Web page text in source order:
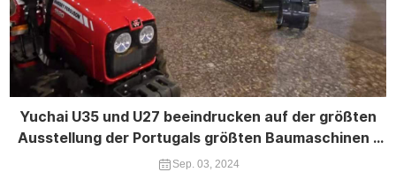
Yuchai U35 und U27 beeindrucken auf der größten
Ausstellung der Portugals größten Baumaschinen -
Expo
Sep. 03, 2024